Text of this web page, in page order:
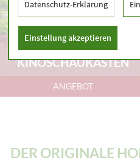
ALTER
KINOSCHAUKASTEN
ANGEBOT
DER ORIGINALE
Datenschutz-Erklärung
Einstellung akzeptieren